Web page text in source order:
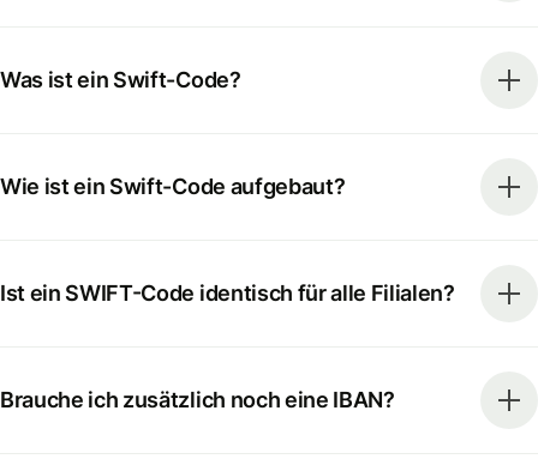
Was ist ein Swift-Code?
Wie ist ein Swift-Code aufgebaut?
Ist ein SWIFT-Code identisch für alle Filialen?
Brauche ich zusätzlich noch eine IBAN?